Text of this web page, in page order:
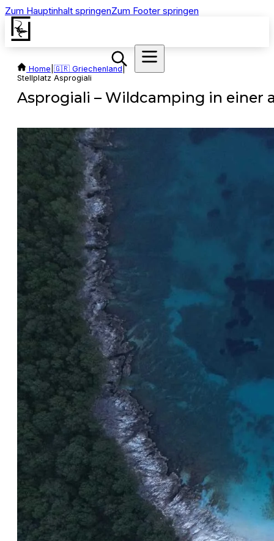
Zum Hauptinhalt springenZum Footer springen
Home 🇬🇷 Griechenland |
Stellplatz Asprogiali
Asprogiali – Wildcamping in einer